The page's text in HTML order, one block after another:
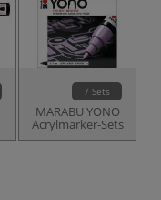
7 Sets
MARABU YONO
Acrylmarker-Sets